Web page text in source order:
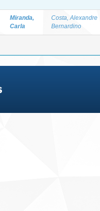
Miranda,
Carla
Costa, Alexandre
Bernardino